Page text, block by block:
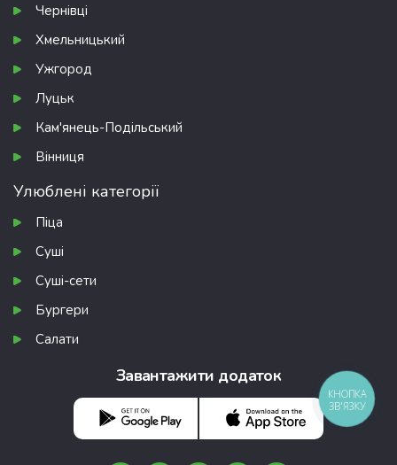
Чернівці
Хмельницький
Ужгород
Луцьк
Кам'янець-Подільський
Вінниця
Улюблені категорії
Піца
Суші
Суші-сети
Бургери
Салати
Завантажити додаток
КНОПКА
ЗВ'ЯЗКУ